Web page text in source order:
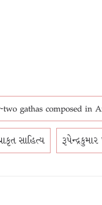
gathas composed in
સાહિત્ય